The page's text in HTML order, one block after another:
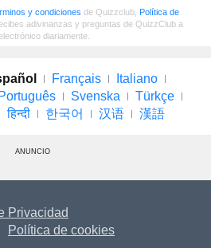
y condiciones de Quizzclub, Política de
adivinanzas y preguntas de QuizzClub a
diariamente.
Français
Italiano
Português Svenska
Türkçe
हिन्दी 한국어 汉语 漢語
ANUNCIO
Privacidad
Política de cookies